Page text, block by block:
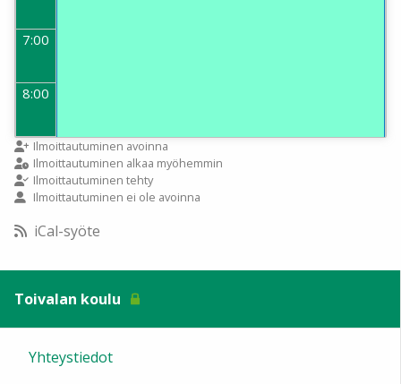
7:00
8:00
9:00
10:00
12:00
13:00
Ilmoittautuminen avoinna
Ilmoittautuminen alkaa myöhemmin
Ilmoittautuminen tehty
Ilmoittautuminen ei ole avoinna
iCal-syöte
Toivalan koulu
Yhteystiedot